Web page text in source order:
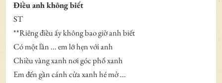
Điều anh không biết
ST
**Riêng điều ấy không bao giờ anh biết
Có một lần ... em lỡ hẹn với anh
Chiều vàng xanh nơi góc phố xanh
Em đến gần cánh cửa xanh hé mở ...